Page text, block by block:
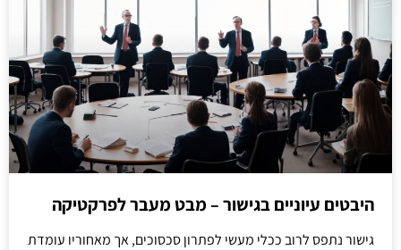
היבטים עיוניים בגישור – מבט מעבר לפרקטיקה
גישור נתפס לרוב ככלי מעשי לפתרון סכסוכים, אך מאחוריו עומדת